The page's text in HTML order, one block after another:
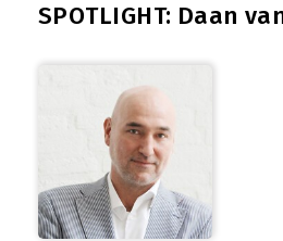
SPOTLIGHT: Daan